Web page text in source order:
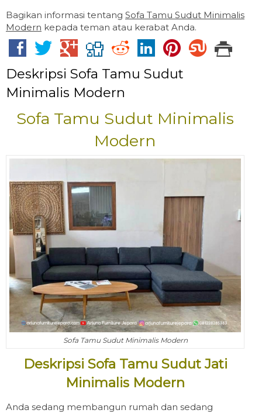
Bagikan informasi tentang Sofa Tamu Sudut Minimalis
Modern kepada teman atau kerabat Anda.
Deskripsi Sofa Tamu Sudut
Minimalis Modern
Sofa Tamu Sudut Minimalis
Modern
Sofa Tamu Sudut Minimalis Modern
Deskripsi Sofa Tamu Sudut Jati
Minimalis Modern
Anda sedang membangun rumah dan sedang